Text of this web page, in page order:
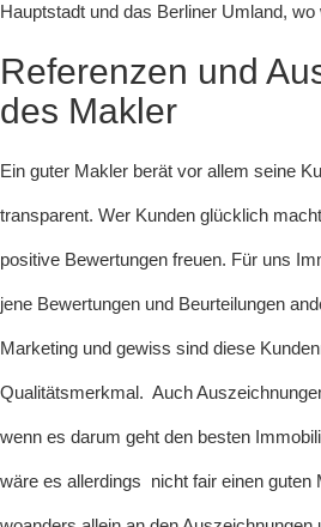
Hauptstadt und das Berliner Umland,
Referenzen und
des Makler
Ein guter Makler berät vor allem seine
transparent. Wer Kunden glücklich
positive Bewertungen freuen. Für uns
jene Bewertungen und Beurteilungen
Marketing und gewiss sind diese
Qualitätsmerkmal. Auch
wenn es darum geht den besten
wäre es allerdings nicht fair einen guten